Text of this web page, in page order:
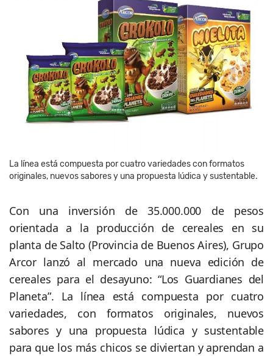
La línea está compuesta por cuatro variedades con formatos
originales, nuevos sabores y una propuesta lúdica y sustentable.
Con una inversión de 35.000.000 de pesos
orientada a la producción de cereales en su
planta de Salto (Provincia de Buenos Aires), Grupo
Arcor lanzó al mercado una nueva edición de
cereales para el desayuno: “Los Guardianes del
Planeta”. La línea está compuesta por cuatro
variedades, con formatos originales, nuevos
sabores y una propuesta lúdica y sustentable
para que los más chicos se diviertan y aprendan a